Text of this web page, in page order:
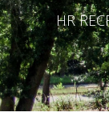
HR